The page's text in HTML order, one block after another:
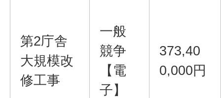
第2庁舎
大規模改
修工事
一般
競争
【電
子】
373,40
0,000円